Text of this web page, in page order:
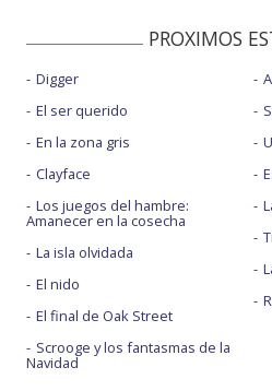
PROXIMOS
Digger
El ser querido
En la zona gris
Clayface
Los juegos del hambre:
Amanecer en la cosecha
La isla olvidada
El nido
El final de Oak Street
Scrooge y los fantasmas de la
Navidad